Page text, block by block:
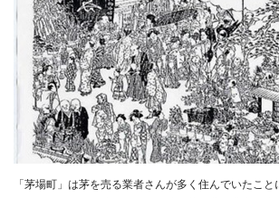
「茅場町」は茅を売る業者さんが多く住んでいたこ